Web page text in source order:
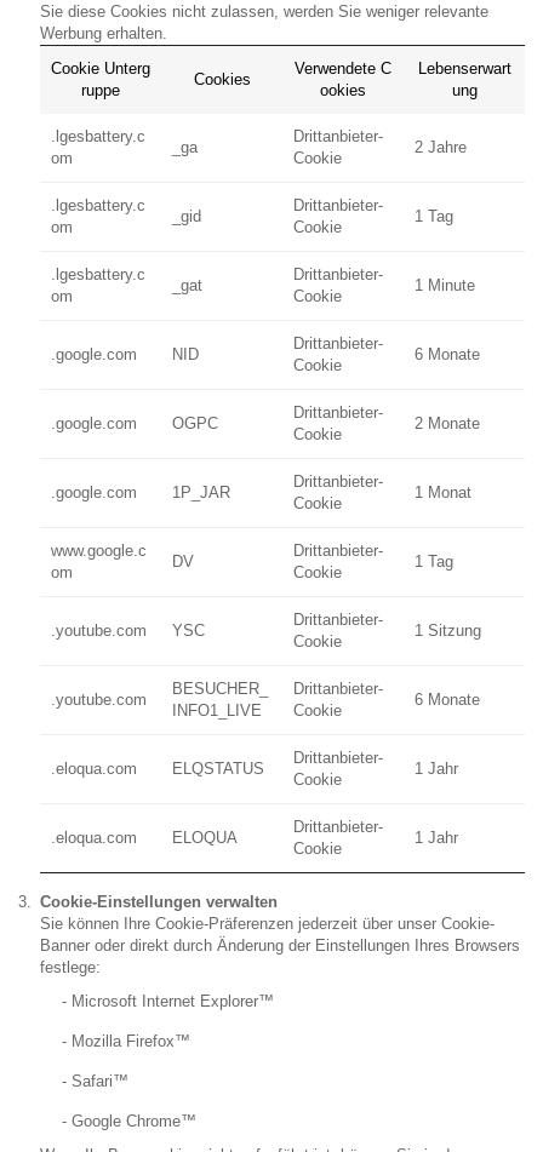
Sie diese Cookies nicht zulassen, werden Sie weniger relevante
Werbung erhalten.
Cookie Unterg
ruppe
Cookies
Verwendete C
ookies
Lebenserwart
ung
.lgesbattery.c
om
_ga
Drittanbieter-
Cookie
2 Jahre
.lgesbattery.c
om
_gid
Drittanbieter-
Cookie
1 Tag
.lgesbattery.c
om
_gat
Drittanbieter-
Cookie
1 Minute
.google.com NID
Drittanbieter-
Cookie
6 Monate
.google.com OGPC
Drittanbieter-
Cookie
2 Monate
.google.com 1P_JAR
Drittanbieter-
Cookie
1 Monat
www.google.c
om
DV
Drittanbieter-
Cookie
1 Tag
.youtube.com YSC
Drittanbieter-
Cookie
1 Sitzung
.youtube.com
BESUCHER_
INFO1_LIVE
Drittanbieter-
Cookie
6 Monate
.eloqua.com ELQSTATUS
Drittanbieter-
Cookie
1 Jahr
.eloqua.com ELOQUA
Drittanbieter-
Cookie
1 Jahr
Cookie-Einstellungen verwalten
Sie können Ihre Cookie-Präferenzen jederzeit über unser Cookie-
Banner oder direkt durch Änderung der Einstellungen Ihres Browsers
festlege:
- Microsoft Internet Explorer™
- Mozilla Firefox™
- Safari™
- Google Chrome™